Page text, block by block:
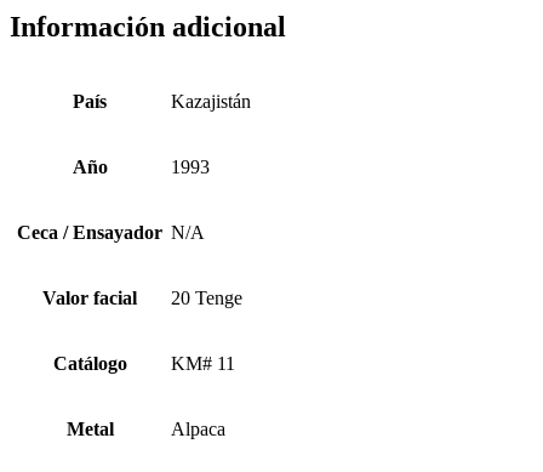
Información adicional
País Kazajistán
Año 1993
Ceca / Ensayador N/A
Valor facial 20 Tenge
Catálogo KM# 11
Metal Alpaca